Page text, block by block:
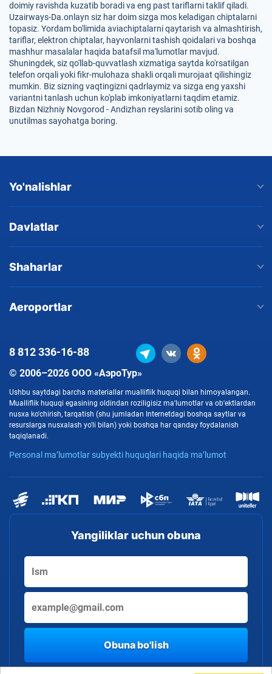
doimiy ravishda kuzatib boradi va eng past tariflarni taklif qiladi.
Uzairways-Da.onlayn siz har doim sizga mos keladigan chiptalarni
topasiz. Yordam bo'limida aviachiptalarni qaytarish va almashtirish,
tariflar, elektron chiptalar, hayvonlarni tashish qoidalari va boshqa
mashhur masalalar haqida batafsil ma'lumotlar mavjud.
Shuningdek, siz qo'llab-quvvatlash xizmatiga saytda ko'rsatilgan
telefon orqali yoki fikr-mulohaza shakli orqali murojaat qilishingiz
mumkin. Biz sizning vaqtingizni qadrlaymiz va sizga eng yaxshi
variantni tanlash uchun ko'plab imkoniyatlarni taqdim etamiz.
Bizdan Nizhniy Novgorod - Andizhan reyslarini sotib oling va
unutilmas sayohatga boring.
Yo'nalishlar
Davlatlar
Shaharlar
Aeroportlar
Yangiliklar uchun obuna
Obuna bo'lish
© 2006–2026 ООО «АэроТур»
Ushbu saytdagi barcha materiallar mualliflik huquqi bilan himoyalangan.
Mualliflik huquqi egasining oldindan roziligisiz ma'lumotlar va ob'ektlardan
nusxa ko'chirish, tarqatish (shu jumladan Internetdagi boshqa saytlar va
resurslarga nusxalash yo'li bilan) yoki boshqa har qanday foydalanish
taqiqlanadi.
Personal ma’lumotlar subyekti huquqlari haqida ma’lumot
8 812336-16-88